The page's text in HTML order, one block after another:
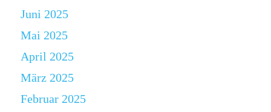
Juni 2025
Mai 2025
April 2025
März 2025
Februar 2025